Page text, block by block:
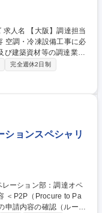
び建築資材等の調達業務
購買業務が主ですが、一
による契約業務（基本契
把握） ■他業務（コスト
展示会、取引先訪問、
完全週休2日制
ションスペシャリ
申請内容の確認（ルー